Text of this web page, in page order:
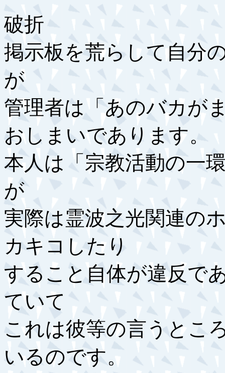
破折
掲示板を荒らして自分
が
管理者は「あのバカが
おしまいであります。
本人は「宗教活動の一
が
実際は霊波之光関連の
カキコしたり
すること自体が違反で
ていて
これは彼等の言うとこ
いるのです。